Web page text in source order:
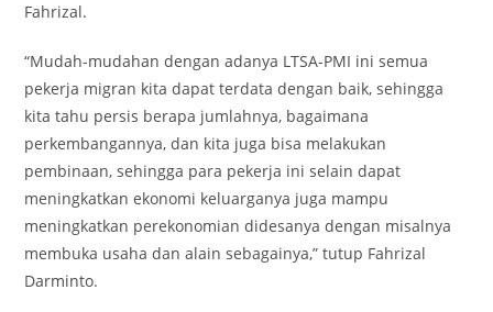
Fahrizal.
“Mudah-mudahan dengan adanya LTSA-PMI ini semua
pekerja migran kita dapat terdata dengan baik, sehingga
kita tahu persis berapa jumlahnya, bagaimana
perkembangannya, dan kita juga bisa melakukan
pembinaan, sehingga para pekerja ini selain dapat
meningkatkan ekonomi keluarganya juga mampu
meningkatkan perekonomian didesanya dengan misalnya
membuka usaha dan alain sebagainya,” tutup Fahrizal
Darminto.